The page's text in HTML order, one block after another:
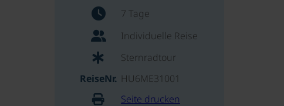
7 Tage
Individuelle Reise
Sternradtour
ReiseNr. HU6ME31001
Seite drucken